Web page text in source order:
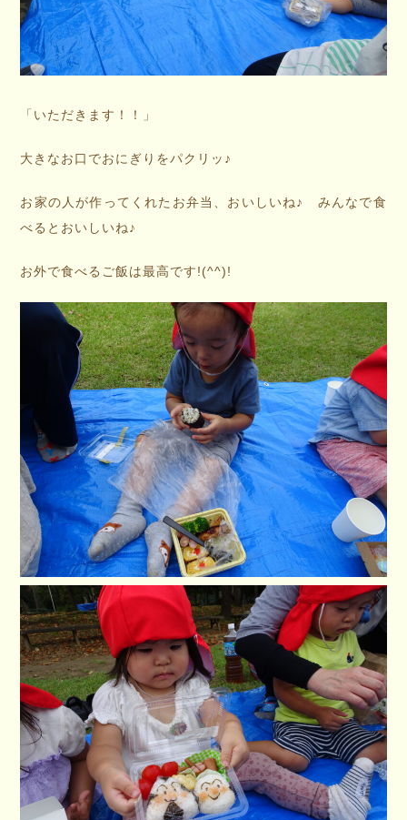
「いただきます！！」
大きなお口でおにぎりをパクリッ♪
お家の人が作ってくれたお弁当、おいしいね♪ みんなで食
べるとおいしいね♪
お外で食べるご飯は最高です!(^^)!